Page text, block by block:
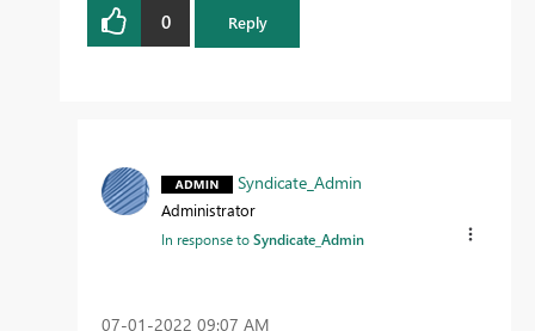
0 Reply
Syndicate_Admin
Administrator
In response toSyndicate_Admin
‎07-01-2022 09:07 AM